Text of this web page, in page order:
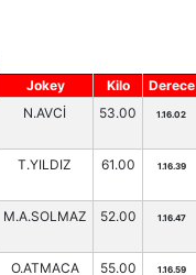
Jokey Kilo Derece
N.AVCİ 53.00 1.16.02
T.YILDIZ 61.00 1.16.39
M.A.SOLMAZ 52.00 1.16.47
O.ATMACA 55.00 1.16.59